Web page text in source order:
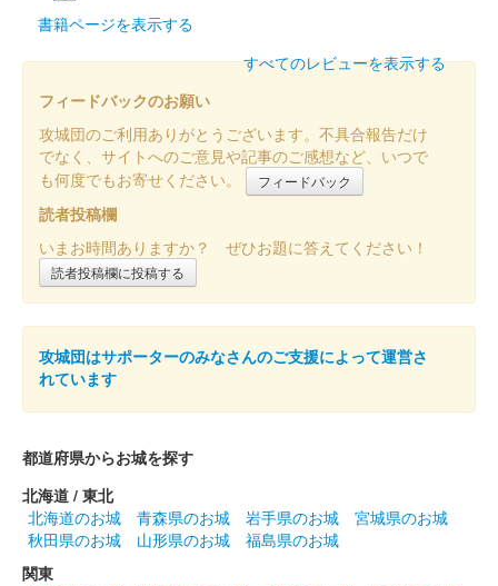
上田城 御城印
販売終了
上田城 御城印 令和6年秋 第1版
販売終了
第1版は城の印が青色
上田城 御城印 秋限定特別紙版
販売終了
上田城 御城印
販売終了
上田城 御城印
書籍ページを表示する
すべてのレビューを表示する
フィードバックのお願い
攻城団のご利用ありがとうございます。不具合報告だけ
でなく、サイトへのご意見や記事のご感想など、いつで
も何度でもお寄せください。
フィードバック
読者投稿欄
いまお時間ありますか？ ぜひお題に答えてください！
読者投稿欄に投稿する
攻城団はサポーターのみなさんのご支援によって運営さ
れています
都道府県からお城を探す
北海道 / 東北
北海道のお城
青森県のお城 岩手県のお城
宮城県のお城
秋田県のお城
山形県のお城
福島県のお城
関東